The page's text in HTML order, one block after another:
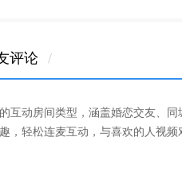
评论 /
互动房间类型，涵盖婚恋交友、
，轻松连麦互动，与喜欢的人视